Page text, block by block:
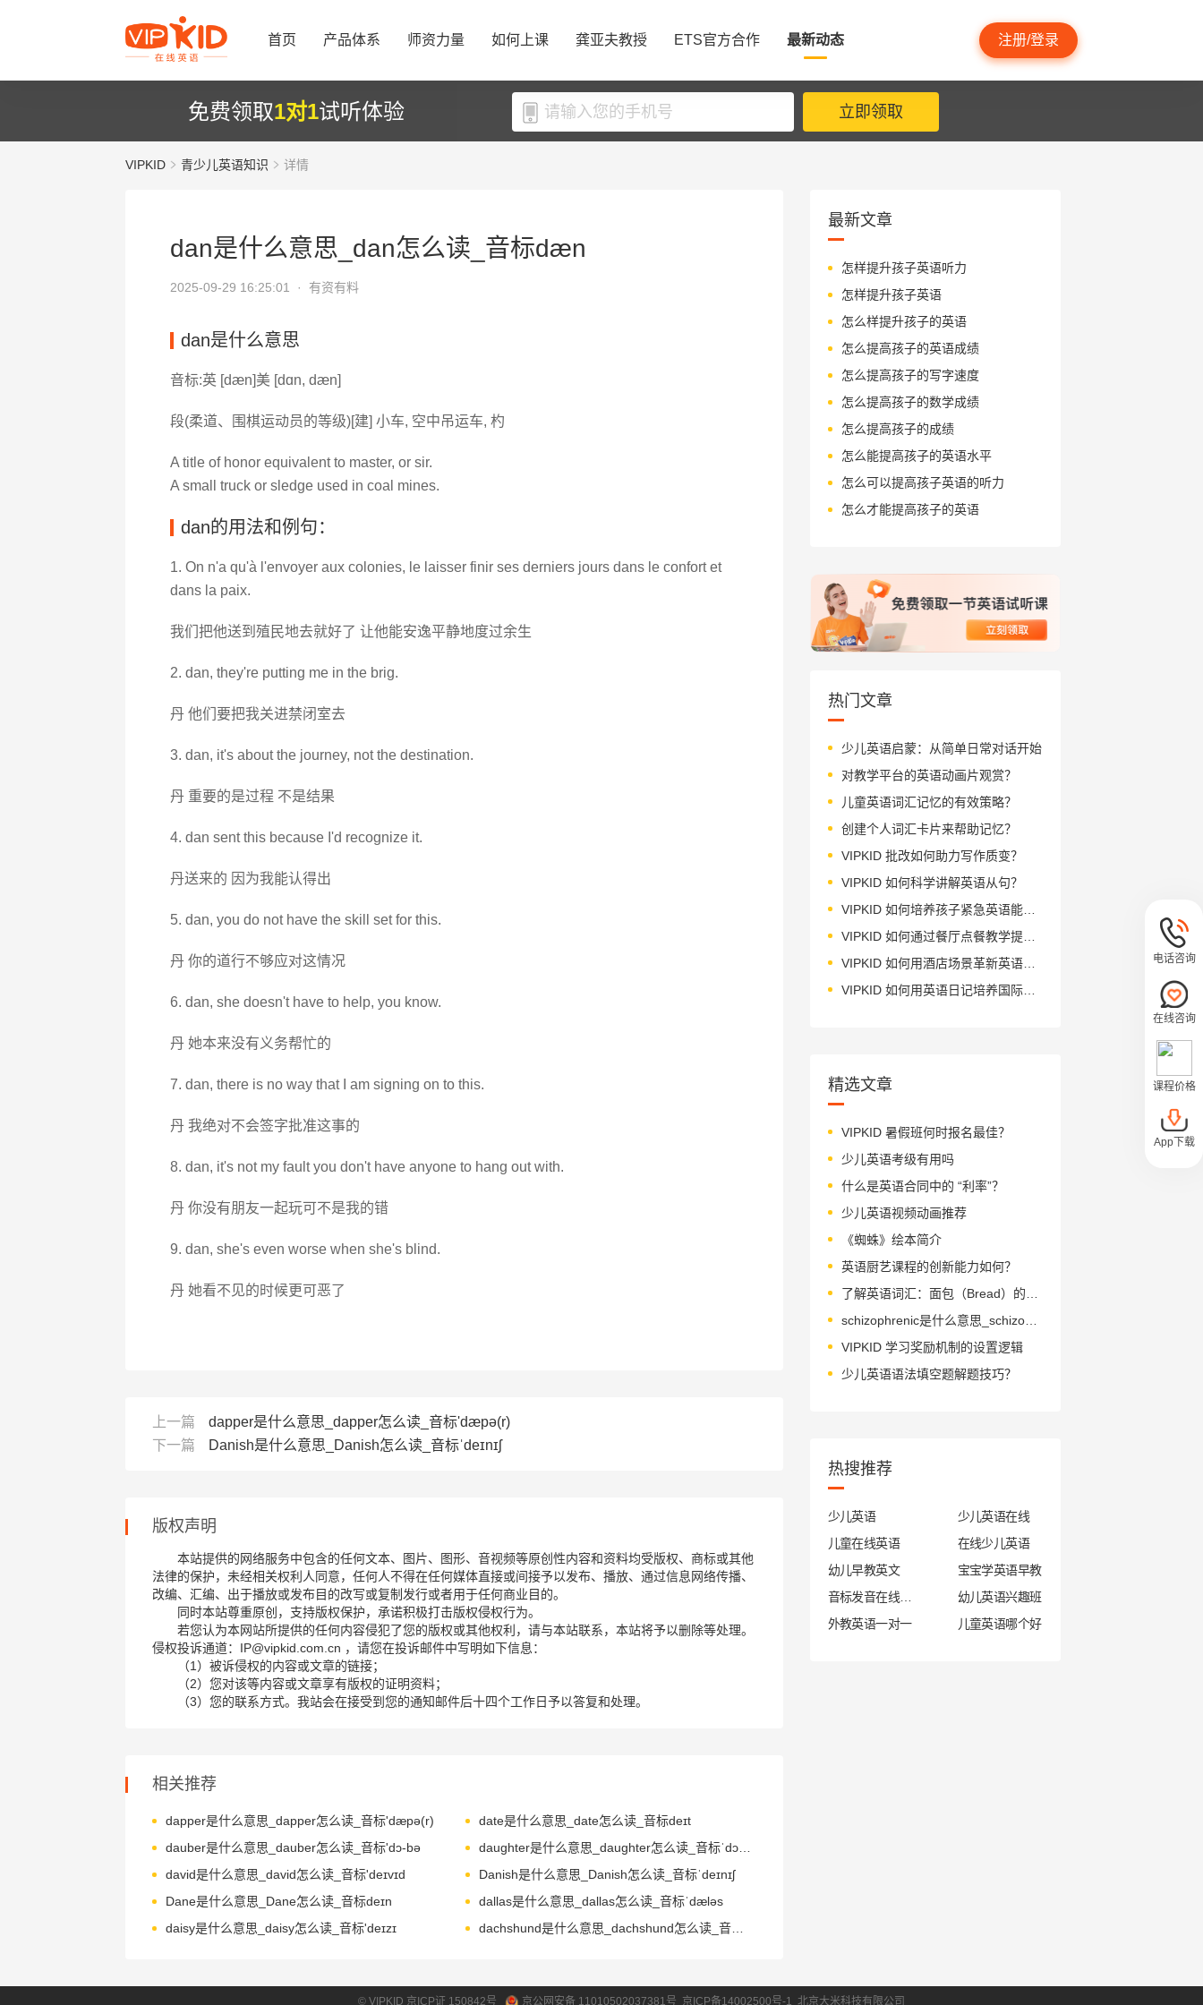
首页 产品体系 师资力量 如何上课 龚亚夫教授 ETS官方合作 最新动态 注册/登录
免费领取1对1试听体验 立即领取
VIPKID 青少儿英语知识 详情
dan是什么意思_dan怎么读_音标dæn
2025-09-29 16:25:01 · 有资有料
dan是什么意思
音标:英 [dæn]美 [dɑn, dæn]
段(柔道、围棋运动员的等级)[建] 小车, 空中吊运车, 杓
A title of honor equivalent to master, or sir.
A small truck or sledge used in coal mines.
dan的用法和例句：
1. On n'a qu'à l'envoyer aux colonies, le laisser finir ses derniers jours dans le confort et
dans la paix.
我们把他送到殖民地去就好了 让他能安逸平静地度过余生
2. dan, they're putting me in the brig.
丹 他们要把我关进禁闭室去
3. dan, it's about the journey, not the destination.
丹 重要的是过程 不是结果
4. dan sent this because I'd recognize it.
丹送来的 因为我能认得出
5. dan, you do not have the skill set for this.
丹 你的道行不够应对这情况
6. dan, she doesn't have to help, you know.
丹 她本来没有义务帮忙的
7. dan, there is no way that I am signing on to this.
丹 我绝对不会签字批准这事的
8. dan, it's not my fault you don't have anyone to hang out with.
丹 你没有朋友一起玩可不是我的错
9. dan, she's even worse when she's blind.
丹 她看不见的时候更可恶了
上一篇
dapper是什么意思_dapper怎么读_音标'dæpə(r)
下一篇
Danish是什么意思_Danish怎么读_音标ˈdeɪnɪʃ
版权声明
本站提供的网络服务中包含的任何文本、图片、图形、音视频等原创性内容和资料均受版权、商标或其他
法律的保护，未经相关权利人同意，任何人不得在任何媒体直接或间接予以发布、播放、通过信息网络传播、
改编、汇编、出于播放或发布目的改写或复制发行或者用于任何商业目的。
同时本站尊重原创，支持版权保护，承诺积极打击版权侵权行为。
若您认为本网站所提供的任何内容侵犯了您的版权或其他权利，请与本站联系，本站将予以删除等处理。
侵权投诉通道：IP@vipkid.com.cn ，请您在投诉邮件中写明如下信息：
（1）被诉侵权的内容或文章的链接；
（2）您对该等内容或文章享有版权的证明资料；
（3）您的联系方式。我站会在接受到您的通知邮件后十四个工作日予以答复和处理。
相关推荐
dapper是什么意思_dapper怎么读_音标'dæpə(r)
date是什么意思_date怎么读_音标deɪt
dauber是什么意思_dauber怎么读_音标'dɔ-bə
daughter是什么意思_daughter怎么读_音标ˈdɔ-tə(r)
david是什么意思_david怎么读_音标'deɪvɪd
Danish是什么意思_Danish怎么读_音标ˈdeɪnɪʃ
Dane是什么意思_Dane怎么读_音标deɪn
dallas是什么意思_dallas怎么读_音标ˈdæləs
daisy是什么意思_daisy怎么读_音标'deɪzɪ
dachshund是什么意思_dachshund怎么读_音标'dæksnd
最新文章
怎样提升孩子英语听力
怎样提升孩子英语
怎么样提升孩子的英语
怎么提高孩子的英语成绩
怎么提高孩子的写字速度
怎么提高孩子的数学成绩
怎么提高孩子的成绩
怎么能提高孩子的英语水平
怎么可以提高孩子英语的听力
怎么才能提高孩子的英语
热门文章
少儿英语启蒙：从简单日常对话开始
对教学平台的英语动画片观赏？
儿童英语词汇记忆的有效策略？
创建个人词汇卡片来帮助记忆？
VIPKID 批改如何助力写作质变？
VIPKID 如何科学讲解英语从句？
VIPKID 如何培养孩子紧急英语能力？
VIPKID 如何通过餐厅点餐教学提升少儿英语应用能力？
VIPKID 如何用酒店场景革新英语教学？
VIPKID 如何用英语日记培养国际化人才？
精选文章
VIPKID 暑假班何时报名最佳？
少儿英语考级有用吗
什么是英语合同中的 “利率”？
少儿英语视频动画推荐
《蜘蛛》绘本简介
英语厨艺课程的创新能力如何？
schizophrenic是什么意思_schizophrenic怎么读_音标ˌskɪtsəˈfrenɪk
VIPKID 学习奖励机制的设置逻辑
少儿英语语法填空题解题技巧？
热搜推荐
少儿英语
少儿英语在线
儿童在线英语
在线少儿英语
幼儿早教英文
宝宝学英语早教
幼儿英语兴趣班
外教英语一对一
儿童英语哪个好
电话咨询
在线咨询
课程价格
App下载
© VIPKID 京ICP证 150842号 京公网安备 11010502037381号 京ICP备14002500号-1 北京大米科技有限公司